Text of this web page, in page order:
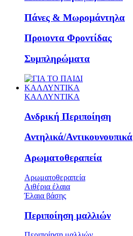
Πάνες & Μωρομάντηλα
Προιοντα Φροντίδας
Συμπληρώματα
ΚΑΛΛΥΝΤΙΚΑ
ΚΑΛΛΥΝΤΙΚΑ
Ανδρική Περιποίηση
Αντηλικά/Αντικουνουπικά
Αρωματοθεραπεία
Αρωματοθεραπεία
Αιθέρια έλαια
Έλαια βάσης
Περιποίηση μαλλιών